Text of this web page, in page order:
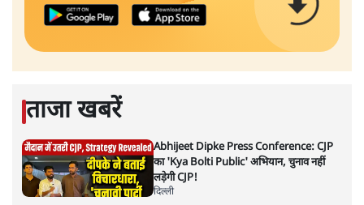
ताजा खबरें
Abhijeet Dipke Press Conference: CJP
का 'Kya Bolti Public' अभियान, चुनाव नहीं
लड़ेगी CJP!
दिल्ली